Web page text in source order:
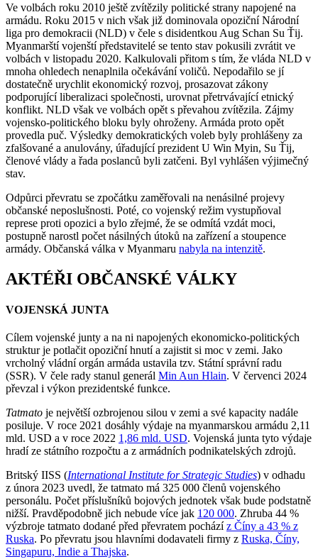
Ve volbách roku 2010 ještě zvítězily politické strany napojené na
armádu. Roku 2015 v nich však již dominovala opoziční Národní
liga pro demokracii (NLD) v čele s disidentkou Aug Schan Su Ťij.
Myanmarští vojenští představitelé se tento stav pokusili zvrátit ve
volbách v listopadu 2020. Kalkulovali přitom s tím, že vláda NLD v
mnoha ohledech nenaplnila očekávání voličů. Nepodařilo se jí
dostatečně urychlit ekonomický rozvoj, prosazovat zákony
podporující liberalizaci společnosti, urovnat přetrvávající etnický
konflikt. NLD však ve volbách opět s převahou zvítězila. Zájmy
vojensko-politického bloku byly ohroženy. Armáda proto opět
provedla puč. Výsledky demokratických voleb byly prohlášeny za
zfalšované a anulovány, úřadující prezident U Win Myin, Su Ťij,
členové vlády a řada poslanců byli zatčeni. Byl vyhlášen výjimečný
stav.
Odpůrci převratu se zpočátku zaměřovali na nenásilné projevy
občanské neposlušnosti. Poté, co vojenský režim vystupňoval
represe proti opozici a bylo zřejmé, že se odmítá vzdát moci,
postupně narostl počet násilných útoků na zařízení a stoupence
armády. Občanská válka v Myanmaru nabyla na intenzitě.
AKTÉŘI OBČANSKÉ VÁLKY
VOJENSKÁ JUNTA
Cílem vojenské junty a na ni napojených ekonomicko-politických
struktur je potlačit opoziční hnutí a zajistit si moc v zemi. Jako
vrcholný vládní orgán armáda ustavila tzv. Státní správní radu
(SSR). V čele rady stanul generál Min Aun Hlain. V červenci 2024
převzal i výkon prezidentské funkce.
Tatmato je největší ozbrojenou silou v zemi a své kapacity nadále
posiluje. V roce 2021 dosáhly výdaje na myanmarskou armádu 2,11
mld. USD a v roce 2022 1,86 mld. USD. Vojenská junta tyto výdaje
hradí ze státního rozpočtu a z armádních podnikatelských zdrojů.
Britský IISS (International Institute for Strategic Studies) v odhadu
z února 2023 uvedl, že tatmato má 325 000 členů vojenského
personálu. Počet příslušníků bojových jednotek však bude podstatně
nižší. Pravděpodobně jich nebude více jak 120 000. Zhruba 44 %
výzbroje tatmato dodané před převratem pocházíz Číny a 43 % z
Ruska. Po převratu jsou hlavními dodavateli firmy z Ruska, Číny,
Singapuru, Indie a Thajska.